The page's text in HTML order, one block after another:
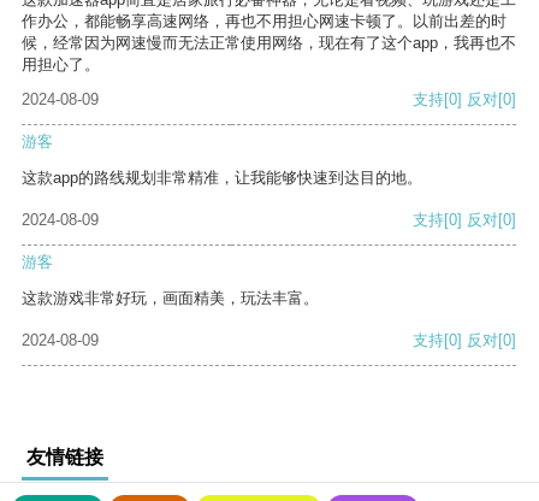
作办公，都能畅享高速网络，再也不用担心网速卡顿了。以前出差的时
候，经常因为网速慢而无法正常使用网络，现在有了这个app，我再也不
用担心了。
2024-08-09
支持[0] 反对[0]
游客
这款app的路线规划非常精准，让我能够快速到达目的地。
2024-08-09 支持[0] 反对[0]
游客
这款游戏非常好玩，画面精美，玩法丰富。
2024-08-09 支持[0] 反对[0]
友情链接